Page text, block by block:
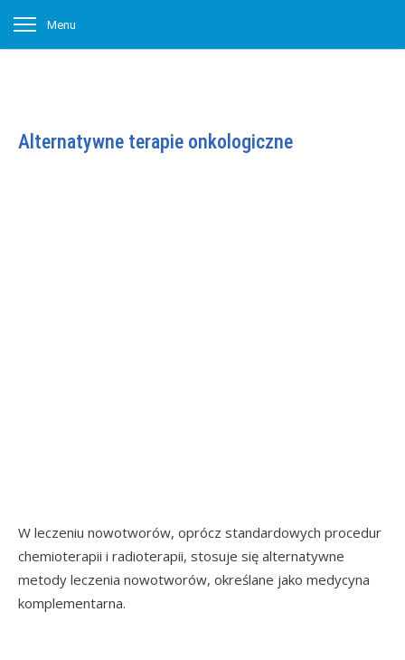
Alternatywne terapie onkologiczne
W leczeniu nowotworów, oprócz standardowych procedur
chemioterapii i radioterapii, stosuje się alternatywne
metody leczenia nowotworów, określane jako medycyna
komplementarna.
Menu